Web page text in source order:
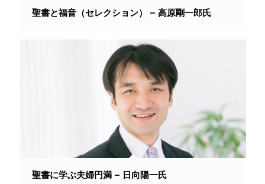
聖書と福音（セレクション） – 高原剛一郎氏
聖書に学ぶ夫婦円満 – 日向陽一氏